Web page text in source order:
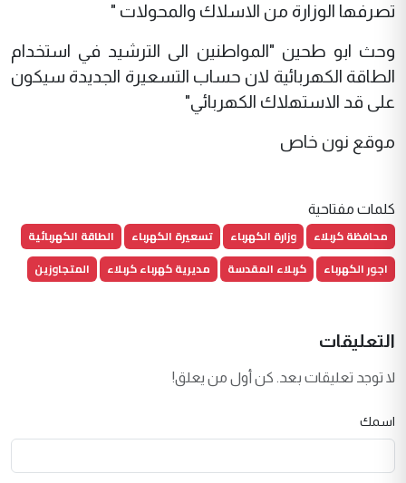
تصرفها الوزارة من الاسلاك والمحولات "
وحث ابو طحين "المواطنين الى الترشيد في استخدام
الطاقة الكهربائية لان حساب التسعيرة الجديدة سيكون
على قد الاستهلاك الكهربائي"
موقع نون خاص
كلمات مفتاحية
محافظة كربلاء وزارة الكهرباء تسعيرة الكهرباء
الطاقة الكهربائية
اجور الكهرباء
كربلاء المقدسة مديرية كهرباء كربلاء المتجاوزين
التعليقات
لا توجد تعليقات بعد. كن أول من يعلق!
اسمك